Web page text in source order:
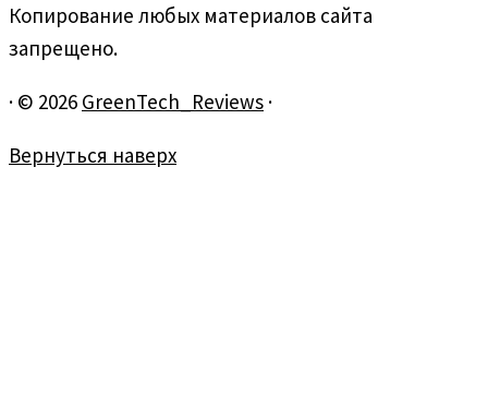
Копирование любых материалов сайта
запрещено.
· © 2026 GreenTech_Reviews ·
Вернуться наверх